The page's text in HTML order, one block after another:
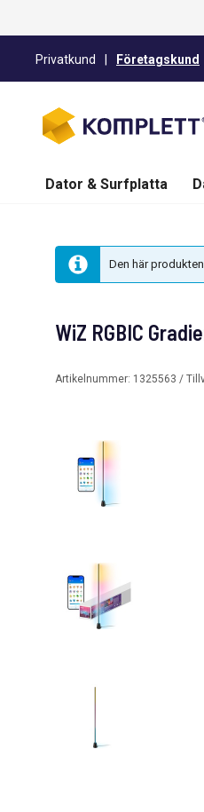
Privatkund Företagskund
Dator & Surfplatta
Den här
WiZ RGBIC
Artikelnummer: 1325563 /